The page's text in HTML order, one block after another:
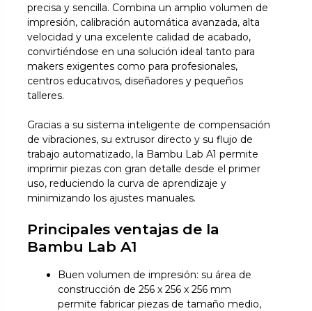
precisa y sencilla. Combina un amplio volumen de
impresión, calibración automática avanzada, alta
velocidad y una excelente calidad de acabado,
convirtiéndose en una solución ideal tanto para
makers exigentes como para profesionales,
centros educativos, diseñadores y pequeños
talleres.
Gracias a su sistema inteligente de compensación
de vibraciones, su extrusor directo y su flujo de
trabajo automatizado, la Bambu Lab A1 permite
imprimir piezas con gran detalle desde el primer
uso, reduciendo la curva de aprendizaje y
minimizando los ajustes manuales.
Principales ventajas de la
Bambu Lab A1
Buen volumen de impresión: su área de
construcción de 256 x 256 x 256 mm
permite fabricar piezas de tamaño medio,